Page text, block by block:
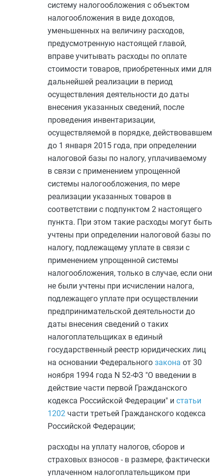
систему налогообложения с объектом
налогообложения в виде доходов,
уменьшенных на величину расходов,
предусмотренную настоящей главой,
вправе учитывать расходы по оплате
стоимости товаров, приобретенных ими для
дальнейшей реализации в период
осуществления деятельности до даты
внесения указанных сведений, после
проведения инвентаризации,
осуществляемой в порядке, действовавшем
до 1 января 2015 года, при определении
налоговой базы по налогу, уплачиваемому
в связи с применением упрощенной
системы налогообложения, по мере
реализации указанных товаров в
соответствии с подпунктом 2 настоящего
пункта. При этом такие расходы могут быть
учтены при определении налоговой базы по
налогу, подлежащему уплате в связи с
применением упрощенной системы
налогообложения, только в случае, если они
не были учтены при исчислении налога,
подлежащего уплате при осуществлении
предпринимательской деятельности до
даты внесения сведений о таких
налогоплательщиках в единый
государственный реестр юридических лиц
на основании Федерального закона от 30
ноября 1994 года N 52-ФЗ "О введении в
действие части первой Гражданского
кодекса Российской Федерации" и статьи
1202 части третьей Гражданского кодекса
Российской Федерации;
расходы на уплату налогов, сборов и
страховых взносов - в размере, фактически
уплаченном налогоплательщиком при